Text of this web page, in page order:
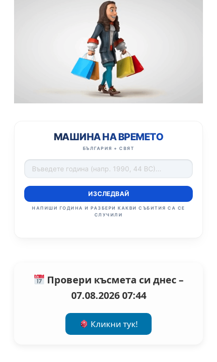
МАШИНА НА ВРЕМЕТО
БЪЛГАРИЯ + СВЯТ
ИЗСЛЕДВАЙ
НАПИШИ ГОДИНА И РАЗБЕРИ КАКВИ СЪБИТИЯ СА СЕ
СЛУЧИЛИ
Провери късмета си днес –
07.08.2026 07:44
Кликни тук!